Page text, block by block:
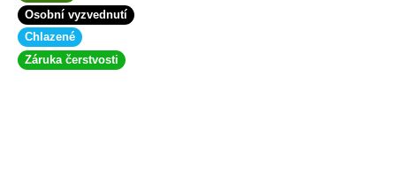
Osobní vyzvednutí
Chlazené
Záruka čerstvosti